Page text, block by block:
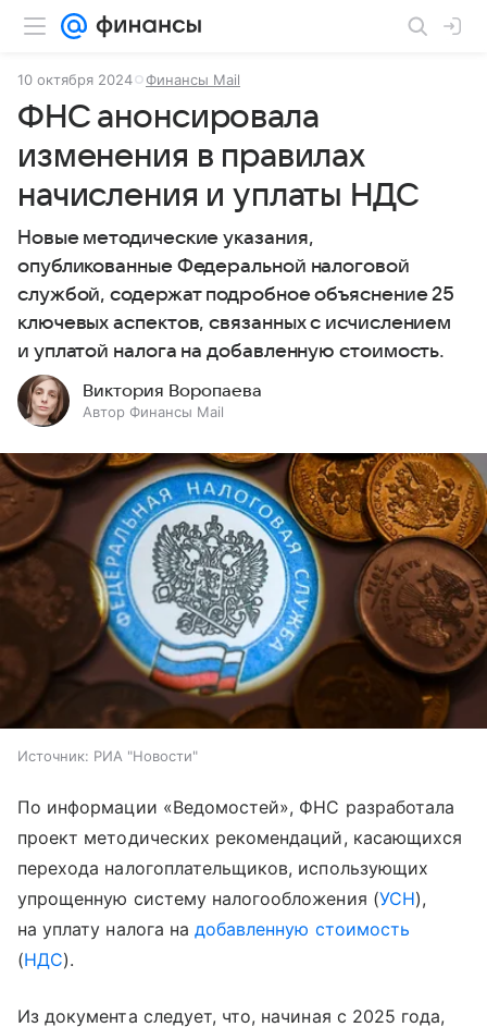
10 октября 2024 Финансы Mail
ФНС анонсировала
изменения в правилах
начисления и уплаты НДС
Новые методические указания,
опубликованные Федеральной налоговой
службой, содержат подробное объяснение 25
ключевых аспектов, связанных с исчислением
и уплатой налога на добавленную стоимость.
Виктория Воропаева
Автор Финансы Mail
Источник: РИА "Новости"
По информации «Ведомостей», ФНС разработала
проект методических рекомендаций, касающихся
перехода налогоплательщиков, использующих
упрощенную систему налогообложения (УСН),
на уплату налога на добавленную стоимость
(НДС).
Из документа следует, что, начиная с 2025 года,